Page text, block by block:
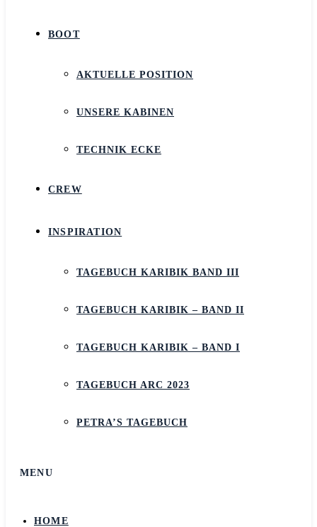
BOOT
AKTUELLE POSITION
UNSERE KABINEN
TECHNIK ECKE
CREW
INSPIRATION
TAGEBUCH KARIBIK BAND III
TAGEBUCH KARIBIK – BAND II
TAGEBUCH KARIBIK – BAND I
TAGEBUCH ARC 2023
PETRA’S TAGEBUCH
MENU
HOME